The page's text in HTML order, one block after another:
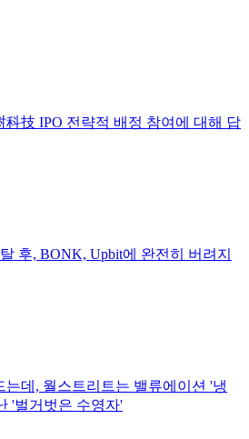
科技 IPO 전략적 배정 참여에 대해 답
후, BONK, Upbit에 완전히 버려지
데, 월스트리트는 밸류에이션 '냉
'벌거벗은 수영자'